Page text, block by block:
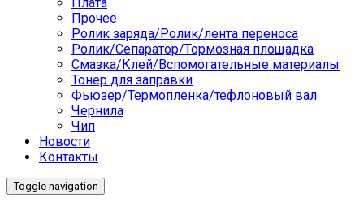
Прочее
Ролик заряда/Ролик/лента переноса
Ролик/Сепаратор/Тормозная площадка
Смазка/Клей/Вспомогательные материалы
Тонер для заправки
Фьюзер/Термопленка/тефлоновый вал
Чернила
Чип
Новости
Контакты
Toggle navigation